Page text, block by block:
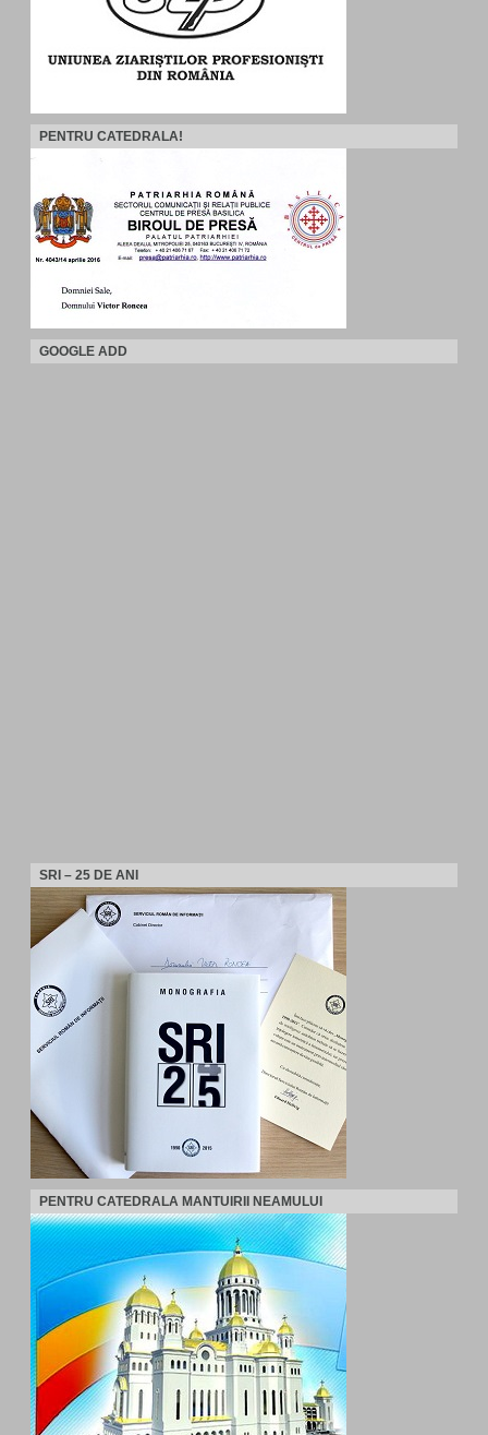
PENTRU CATEDRALA!
GOOGLE ADD
SRI – 25 DE ANI
PENTRU CATEDRALA MANTUIRII NEAMULUI